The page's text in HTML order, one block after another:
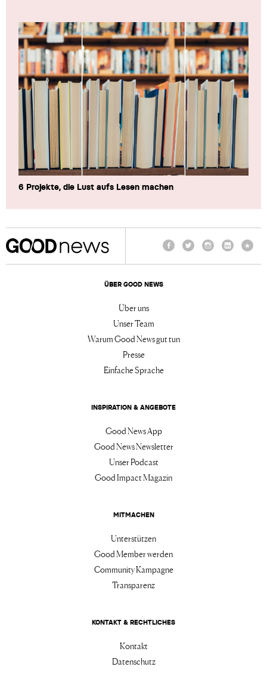
6 Projekte, die Lust aufs Lesen machen
ÜBER GOOD NEWS
Über uns
Unser Team
Warum Good News gut tun
Presse
Einfache Sprache
INSPIRATION & ANGEBOTE
Good News App
Good News Newsletter
Unser Podcast
Good Impact Magazin
MITMACHEN
Unterstützen
Good Member werden
Community Kampagne
Transparenz
KONTAKT & RECHTLICHES
Kontakt
Datenschutz